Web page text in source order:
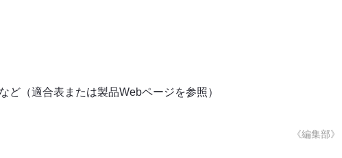
ど（適合表または製品Webページを参照）
《編集部》